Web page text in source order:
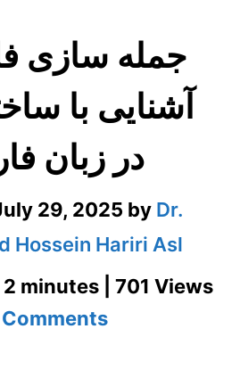
جمله سازی
آشنایی با
در زبان
29, 2025 by Dr.
Hossein Hariri Asl
minutes | 701 Views
on